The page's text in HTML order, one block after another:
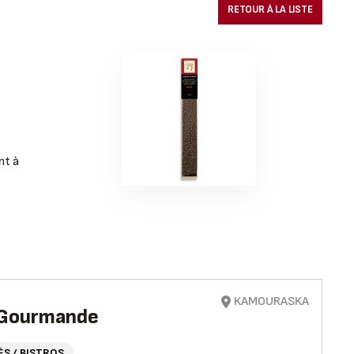
RETOUR À LA LISTE
à
KAMOURASKA